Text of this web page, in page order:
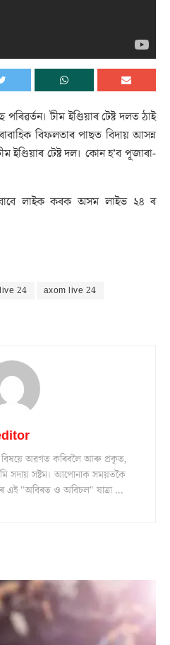
টীম ইণ্ডিয়াৰ টেষ্ট দলত ঠাই
বিফলতাৰ পাছত বিদায় আসন্ন
ইণ্ডিয়াৰ টেষ্ট দল। কোন হ’ব পূজাৰা-
বাবে লাইক কৰক অসম লাইভ ২৪ ৰ
24
axom live 24
বিষয়ে অৱগত কৰিবলৈ আৰু প্ৰকৃত,
সদায় সষ্টম। আপোনাক সময়তকৈ
এই "অবিৰত ও অবিচল" যাত্ৰা ...